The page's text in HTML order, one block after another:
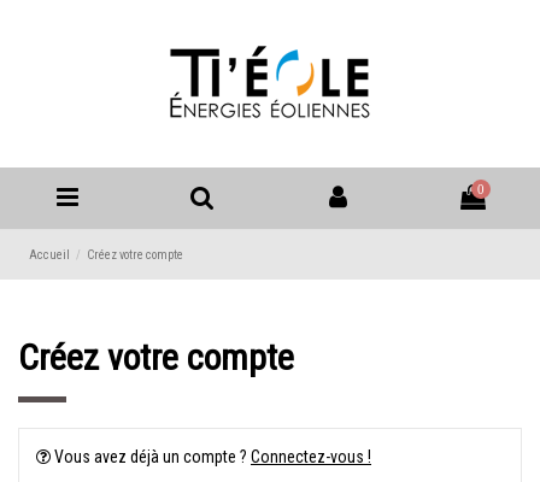
0
Accueil Créez votre compte
Créez votre compte
Vous avez déjà un compte ? Connectez-vous !